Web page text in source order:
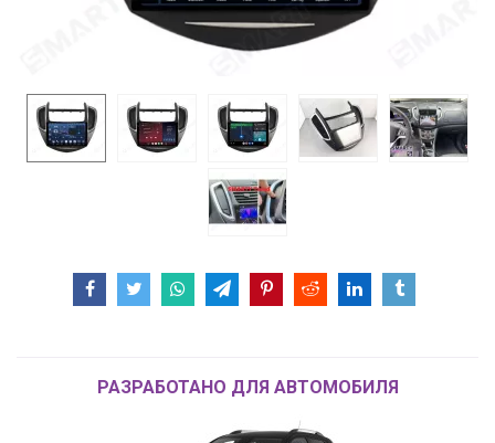
РАЗРАБОТАНО ДЛЯ АВТОМОБИЛЯ